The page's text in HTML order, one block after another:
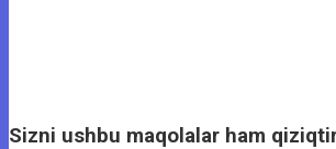
Sizni ushbu maqolalar ham